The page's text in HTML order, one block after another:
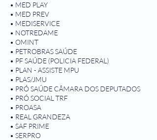
• MED PLAY
• MED PREV
• MEDISERVICE
• NOTREDAME
• OMINT
• PETROBRAS SAÚDE
• PF SAÚDE (POLICIA FEDERAL)
• PLAN - ASSISTE MPU
• PLAS/JMU
• PRÓ SAÚDE CÂMARA DOS DEPUTADOS
​• PRÓ SOCIAL TRF
• PROASA
• REAL GRANDEZA
• SAF PRIME
• SERPRO